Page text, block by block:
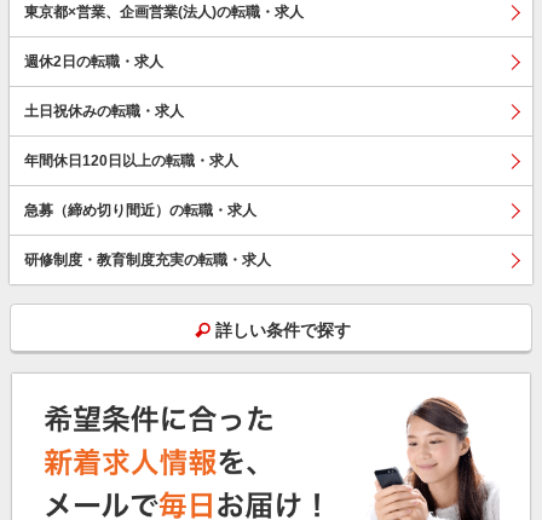
東京都×営業、企画営業(法人)の転職・求人
週休2日の転職・求人
土日祝休みの転職・求人
年間休日120日以上の転職・求人
急募（締め切り間近）の転職・求人
研修制度・教育制度充実の転職・求人
詳しい条件で探す